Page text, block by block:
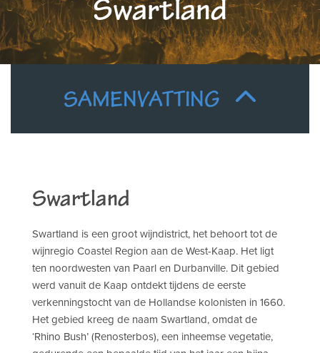
Swartland
SAMENVATTING
Swartland
Swartland is een groot wijndistrict, het behoort tot de
wijnregio Coastel Region aan de West-Kaap. Het ligt
ten noordwesten van Paarl en Durbanville. Dit gebied
werd vanuit de Kaap ontdekt tijdens de eerste
verkenningstocht van de Hollandse kolonisten in 1660.
Het gebied kreeg de naam Swartland, omdat de
‘Rhino Bush’ (Renosterbos), een inheemse vegetatie,